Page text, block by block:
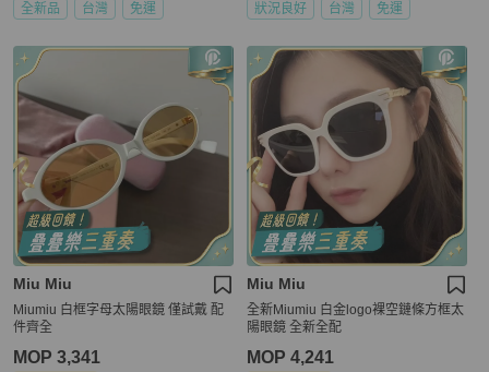
全新品 台灣 免運 狀況良好 台灣 免運
Miu Miu
Miumiu 白框字母太陽眼鏡 僅試戴 配
件齊全
MOP 3,341
Miu Miu
全新Miumiu 白金logo裸空鏈條方框太
陽眼鏡 全新全配
MOP 4,241